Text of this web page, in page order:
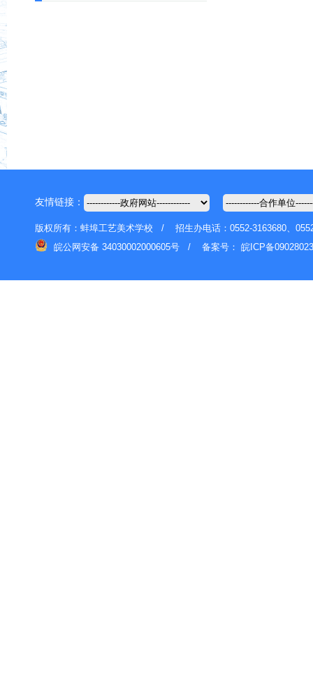
友情链接：
版权所有：蚌埠工艺美术学校 / 招生办电话：0552-3163680、
皖公网安备 34030002000605号 / 备案号： 皖ICP备